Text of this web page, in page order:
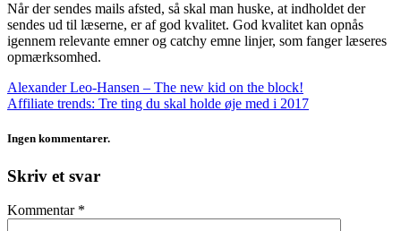
Når der sendes mails afsted, så skal man huske, at indholdet der
sendes ud til læserne, er af god kvalitet. God kvalitet kan opnås
igennem relevante emner og catchy emne linjer, som fanger læseres
opmærksomhed.
Alexander Leo-Hansen – The new kid on the block!
Affiliate trends: Tre ting du skal holde øje med i 2017
Ingen kommentarer.
Skriv et svar
Kommentar *